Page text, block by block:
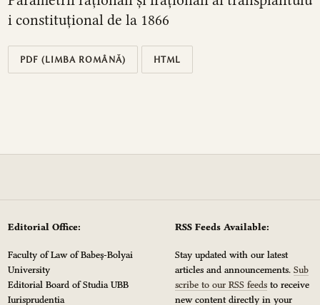
i constituțional de la 1866
PDF (LIMBA ROMÂNĂ) HTML
Editorial Office:
Faculty of Law of Babeș-Bolyai
University
Editorial Board of Studia UBB
Iurisprudentia
RSS Feeds Available:
Stay updated with our latest
articles and announcements.Sub
scribe to our RSS feeds to receive
new content directly in your